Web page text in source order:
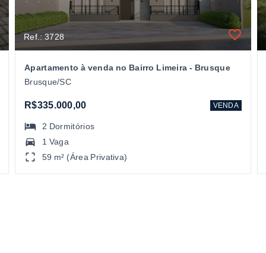
Ref.: 3728
Apartamento à venda no Bairro Limeira - Brusque
Brusque/SC
R$335.000,00 VENDA
2 Dormitórios
1 Vaga
59 m² (Área Privativa)